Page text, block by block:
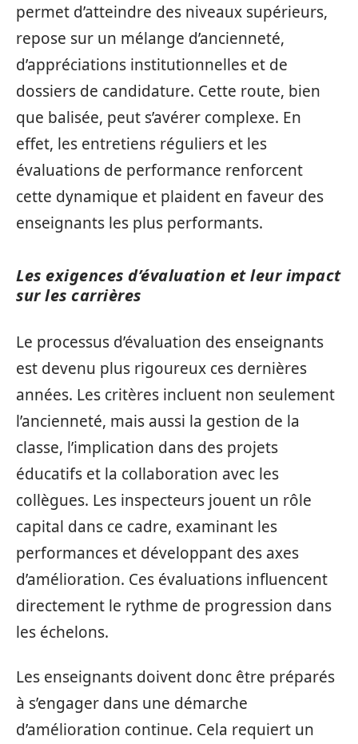
permet d’atteindre des niveaux supérieurs,
repose sur un mélange d’ancienneté,
d’appréciations institutionnelles et de
dossiers de candidature. Cette route, bien
que balisée, peut s’avérer complexe. En
effet, les entretiens réguliers et les
évaluations de performance renforcent
cette dynamique et plaident en faveur des
enseignants les plus performants.
Les exigences d’évaluation et leur impact
sur les carrières
Le processus d’évaluation des enseignants
est devenu plus rigoureux ces dernières
années. Les critères incluent non seulement
l’ancienneté, mais aussi la gestion de la
classe, l’implication dans des projets
éducatifs et la collaboration avec les
collègues. Les inspecteurs jouent un rôle
capital dans ce cadre, examinant les
performances et développant des axes
d’amélioration. Ces évaluations influencent
directement le rythme de progression dans
les échelons.
Les enseignants doivent donc être préparés
à s’engager dans une démarche
d’amélioration continue. Cela requiert un